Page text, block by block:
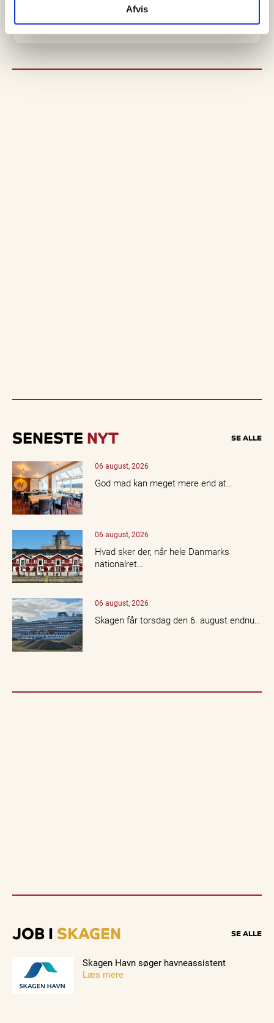
Afvis
SENESTE NYT SE ALLE
06 august, 2026
God mad kan meget mere end at…
06 august, 2026
Hvad sker der, når hele Danmarks
nationalret…
06 august, 2026
Skagen får torsdag den 6. august endnu…
JOB I SKAGEN SE ALLE
Skagen Havn søger havneassistent
Læs mere